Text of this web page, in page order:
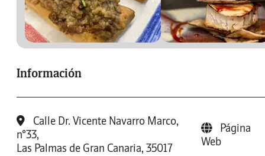
Información
Calle Dr. Vicente Navarro Marco,
n°33,
Las Palmas de Gran Canaria, 35017
Página
Web